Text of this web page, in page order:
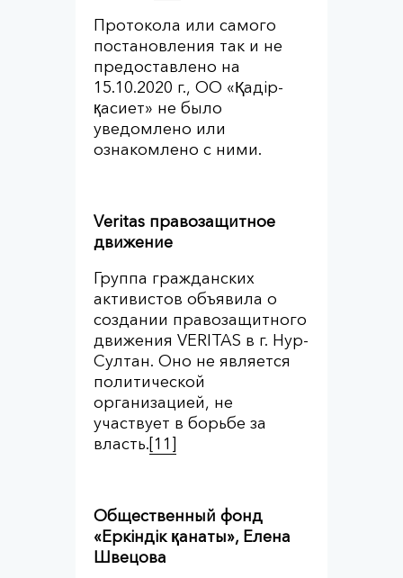
Протокола или самого
постановления так и не
предоставлено на
15.10.2020 г., ОО «Қадір-
қасиет» не было
уведомлено или
ознакомлено с ними.
Veritas правозащитное
движение
Группа гражданских
активистов объявила о
создании правозащитного
движения VERITAS в г. Нур-
Султан. Оно не является
политической
организацией, не
участвует в борьбе за
власть.[11]
Общественный фонд
«Еркіндік қанаты», Елена
Швецова